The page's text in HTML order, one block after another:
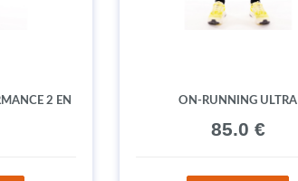
2 EN
ON-RUNNING ULTRA
85.0 €